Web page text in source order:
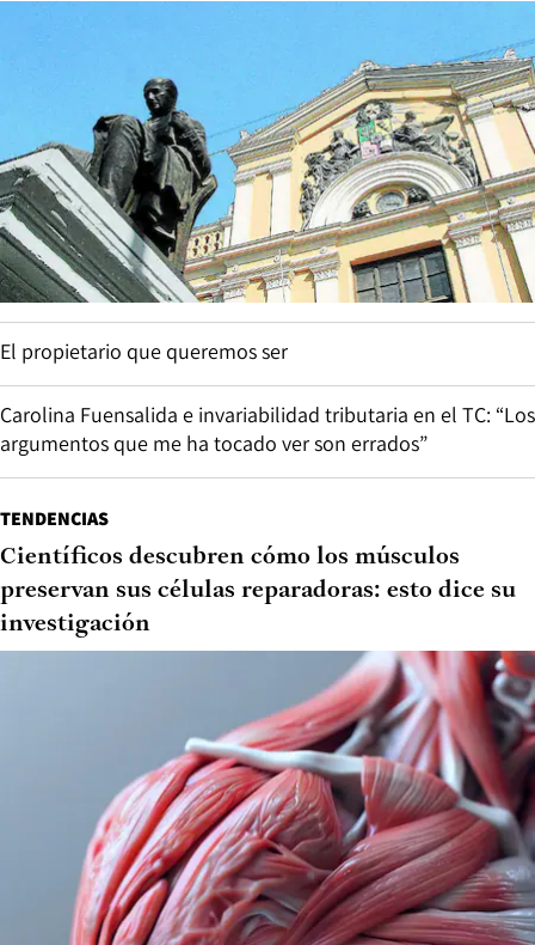
El propietario que queremos ser
Carolina Fuensalida e invariabilidad tributaria en el TC: “Los
argumentos que me ha tocado ver son errados”
TENDENCIAS
Científicos descubren cómo los músculos
preservan sus células reparadoras: esto dice su
investigación